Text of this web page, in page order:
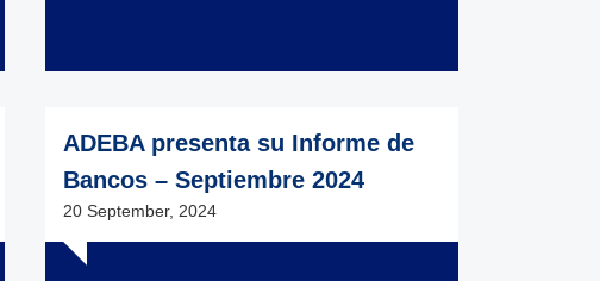
ADEBA presenta su Informe de
Bancos – Septiembre 2024
20 September, 2024